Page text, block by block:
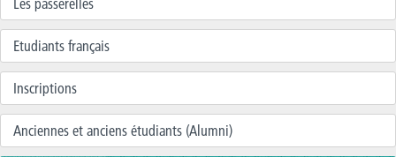
Les passerelles
Etudiants français
Inscriptions
Anciennes et anciens étudiants (Alumni)